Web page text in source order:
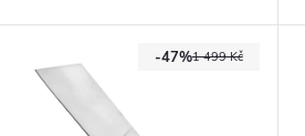
1 499 Kč
-47%